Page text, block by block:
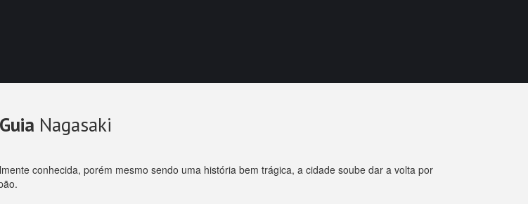
Guia Nagasaki
conhecida, porém mesmo sendo uma história bem trágica, a cidade soube dar a volta por